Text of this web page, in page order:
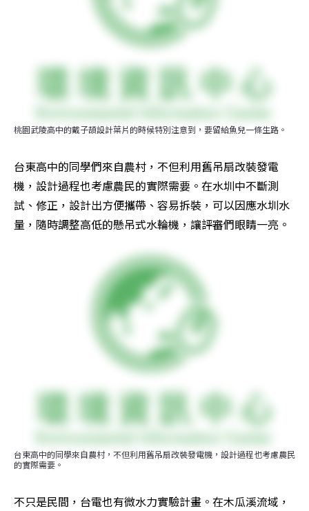
桃園武陵高中的戴子頡設計葉片的時候特別注意到，要留給魚兒一條生路。
台東高中的同學們來自農村，不但利用舊吊扇改裝發電
機，設計過程也考慮農民的實際需要。在水圳中不斷測
試、修正，設計出方便攜帶、容易拆裝，可以因應水圳水
量，隨時調整高低的懸吊式水輪機，讓評審們眼睛一亮。
台東高中的同學來自農村，不但利用舊吊扇改裝發電機，設計過程也考慮農民
的實際需要。
不只是民間，台電也有微水力實驗計畫。在木瓜溪流域，